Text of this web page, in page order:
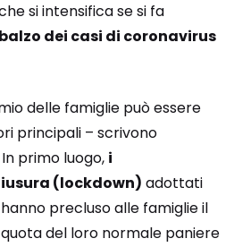
si intensifica se si fa
dei casi di coronavirus
delle famiglie può essere
principali – scrivono
primo luogo, i
(lockdown) adottati
precluso alle famiglie il
del loro normale paniere